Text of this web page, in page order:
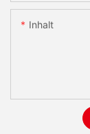
Inhalt